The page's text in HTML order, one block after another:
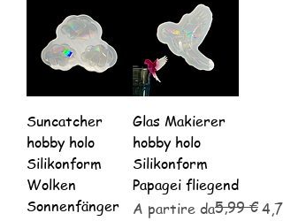
Suncatcher
hobby holo
Silikonform
Wolken
Sonnenfänger
Glas Makierer
hobby holo
Silikonform
Papagei fliegend
A partire da
Prezzo regolare5,99 €
Prezzo scontato